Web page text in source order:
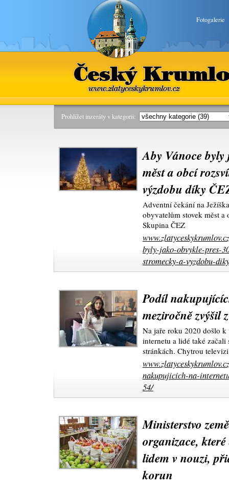
Fotogalerie
Český Krumlov
www.zlatyceskykrumlov.cz
Prohlížet inzeráty v kategorii:
Aby Vánoce
měst a obcí
výzdobu díky
Adventní čekání na
obyvatelům stovek měst
Skupina ČEZ
byly-jako-obvykle-pres-
stromecky-a-vyzdobu-
Podíl
meziročně zvýšil
Na jaře roku 2020 došlo
internetu a lidé také
stránkách. Chytrou
nakupujicich-na-
54/
Ministerstvo
organizace,
lidem v nouzi,
korun